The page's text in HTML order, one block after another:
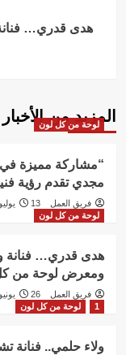
هدى قدري… فنانة
المزيد من الأخبار
لوحة من كل لون
“مشاركة مميزة
مجدي تقدم رؤية
فريق العمل
13 يوليو، 2025
لوحة من كل لون
هدى قدري… فنانة
ومعرض لوحة من
فريق العمل
26 يونيو، 2025
1
لوحة من كل لون
ولاء حلمي.. فنانة